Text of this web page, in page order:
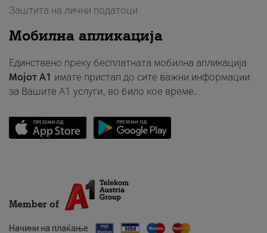
Заштита на лични податоци
Мобилна апликација
Единствено преку бесплатната мобилна апликација
Мојот A1 имате пристап до сите важни информации
за Вашите A1 услуги, во било кое време.
Member of
Начини на плаќање